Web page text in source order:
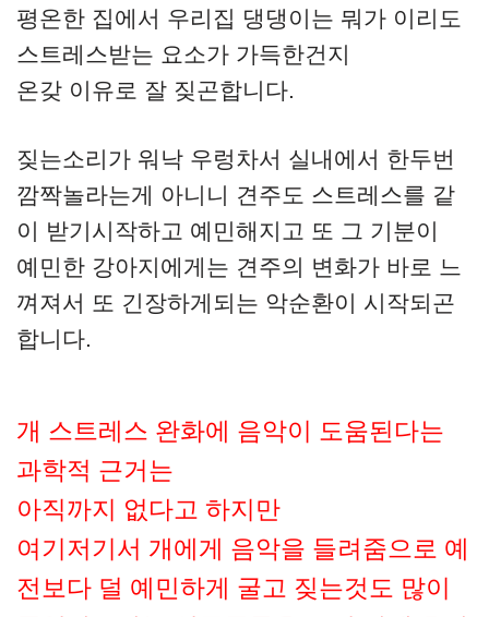
평온한 집에서 우리집 댕댕이는 뭐가 이리도
스트레스받는 요소가 가득한건지
온갖 이유로 잘 짖곤합니다.
짖는소리가 워낙 우렁차서 실내에서 한두번
깜짝놀라는게 아니니 견주도 스트레스를 같
이 받기시작하고 예민해지고 또 그 기분이
예민한 강아지에게는 견주의 변화가 바로 느
껴져서 또 긴장하게되는 악순환이 시작되곤
합니다.
개 스트레스 완화에 음악이 도움된다는
과학적 근거는
아직까지 없다고 하지만
여기저기서 개에게 음악을 들려줌으로 예
전보다 덜 예민하게 굴고 짖는것도 많이